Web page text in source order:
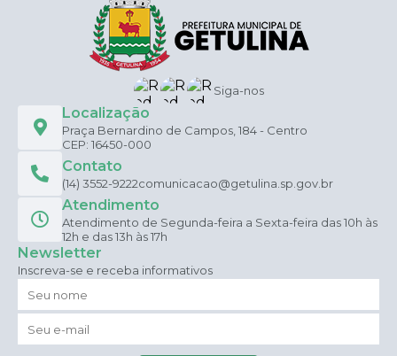
Siga-nos
Localização
Praça Bernardino de Campos, 184 - Centro
CEP: 16450-000
Contato
(14) 3552-9222comunicacao@getulina.sp.gov.br
Atendimento
Atendimento de Segunda-feira a Sexta-feira das 10h às
12h e das 13h às 17h
Newsletter
Inscreva-se e receba informativos